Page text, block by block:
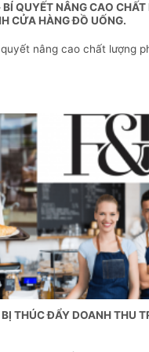
BÍ QUYẾT NÂNG CAO
CỬA HÀNG ĐỒ UỐNG.
nâng cao chất lượng
THÚC ĐẨY DOANH THU